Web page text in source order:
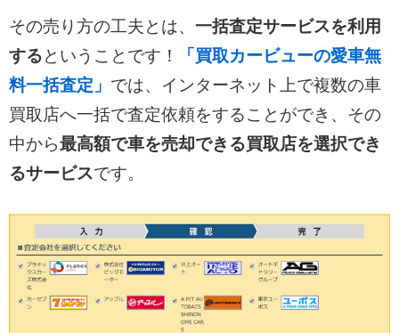
その売り方の工夫とは、 一括査定サービスを利用
するということです！
「買取カービューの愛車無
料一括査定」 では、インターネット上で複数の車
買取店へ一括で査定依頼をすることができ、その
中から最高額で車を売却できる買取店を選択でき
るサービスです。